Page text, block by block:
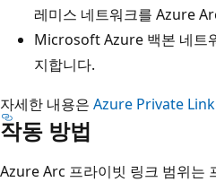
레미스 네트워크를 Azure
Microsoft Azure 백본 네트
지합니다.
자세한 내용은 Azure Private
작동 방법
Azure Arc 프라이빗 링크 범위는